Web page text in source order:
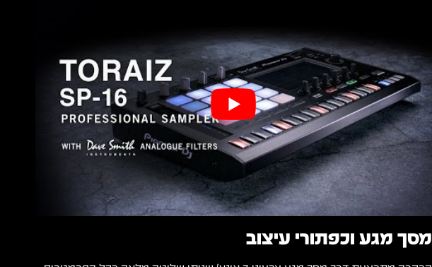
מסך מגע וכפתורי עיצוב